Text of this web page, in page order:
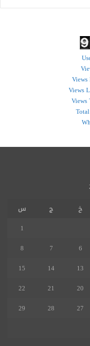
خ ج
س
1
6
7
8
13
14
15
20
21
22
27
28
29